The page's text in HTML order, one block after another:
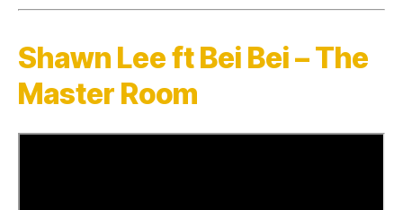
Shawn Lee ft Bei Bei – The
Master Room